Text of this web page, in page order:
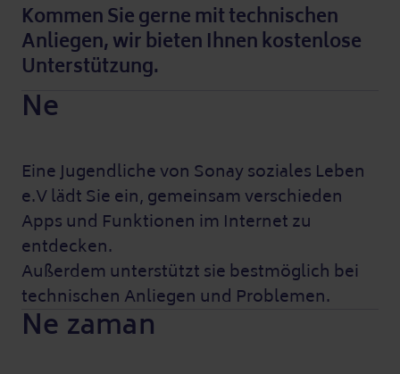
Kommen Sie gerne mit technischen
Anliegen, wir bieten Ihnen kostenlose
Unterstützung.
Ne
Eine Jugendliche von Sonay soziales Leben
e.V lädt Sie ein, gemeinsam verschieden
Apps und Funktionen im Internet zu
entdecken.
Außerdem unterstützt sie bestmöglich bei
technischen Anliegen und Problemen.
Ne zaman